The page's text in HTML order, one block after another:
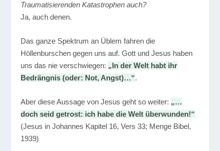
Traumatisierenden Katastrophen auch?
Ja, auch denen.
Das ganze Spektrum an Üblem fahren die
Höllenburschen gegen uns auf. Gott und Jesus haben
uns das nie verschwiegen: „In der Welt habt ihr
Bedrängnis (oder: Not, Angst)…“.
Aber diese Aussage von Jesus geht so weiter: „…
doch seid getrost: ich habe die Welt überwunden!“
(Jesus in Johannes Kapitel 16, Vers 33; Menge Bibel,
1939)